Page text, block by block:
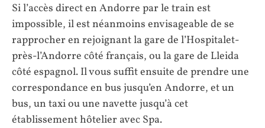
Si l’accès direct en Andorre par le train est
impossible, il est néanmoins envisageable de se
rapprocher en rejoignant la gare de l’Hospitalet-
près-l’Andorre côté français, ou la gare de Lleida
côté espagnol. Il vous suffit ensuite de prendre une
correspondance en bus jusqu’en Andorre, et un
bus, un taxi ou une navette jusqu’à cet
établissement hôtelier avec Spa.